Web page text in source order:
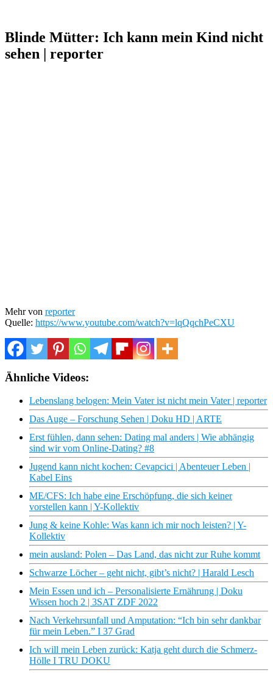
Blinde Mütter: Ich kann mein Kind nicht
sehen | reporter
Mehr von reporter
Quelle: https://www.youtube.com/watch?v=lqQqchPeCXU
Ähnliche Videos:
Lebenslang belogen: Mein Vater ist nicht mein Vater | reporter
Das Auge – Forschung Sehen | Doku HD | ARTE
Erst fühlen, dann sehen: Dating mal anders | Wie abhängig
sind wir vom Online-Dating? #8
Jugend kann nicht kochen: Cevapcici | Abenteuer Leben |
Kabel Eins
ME/CFS: Ich habe eine Erschöpfung, die sich keiner
vorstellen kann | Y-Kollektiv
Jung & keine Kohle: Was kann ich mir noch leisten? | Y-
Kollektiv
mein ausland: Polen – Das Land, das nicht zur Ruhe kommt
Schwarze Löcher – geht nicht, gibt’s nicht? | Harald Lesch
Mein Essen und ich – Personalisierte Ernährung | Doku
Wissen hoch 2 | 3SAT ZDF 2022
Nach Verkehrsunfall und Amputation: “Ich bin sehr dankbar
für mein Leben.” I 37 Grad
Ich will mein Leben zurück: Katja geht durch die Schmerz-
Hölle I TRU DOKU